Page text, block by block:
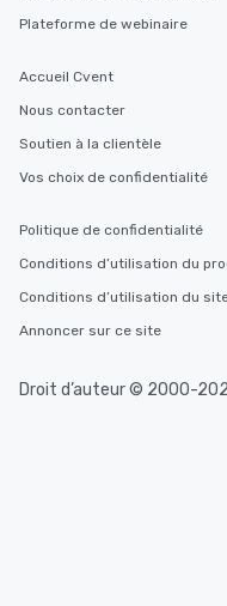
Plateforme de webinaire
Accueil Cvent
Nous contacter
Soutien à la clientèle
Vos choix de confidentialité
Politique de confidentialité
Conditions d’utilisation du
Conditions d’utilisation du
Annoncer sur ce site
Droit d’auteur © 2000-